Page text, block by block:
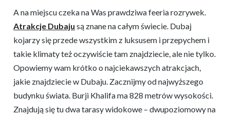
A na miejscu czeka na Was prawdziwa feeria rozrywek.
Atrakcje Dubaju są znane na całym świecie. Dubaj
kojarzy się przede wszystkim z luksusem i przepychem i
takie klimaty też oczywiście tam znajdziecie, ale nie tylko.
Opowiemy wam krótko o najciekawszych atrakcjach,
jakie znajdziecie w Dubaju. Zacznijmy od najwyższego
budynku świata. Burji Khalifa ma 828 metrów wysokości.
Znajdują się tu dwa tarasy widokowe – dwupoziomowy na